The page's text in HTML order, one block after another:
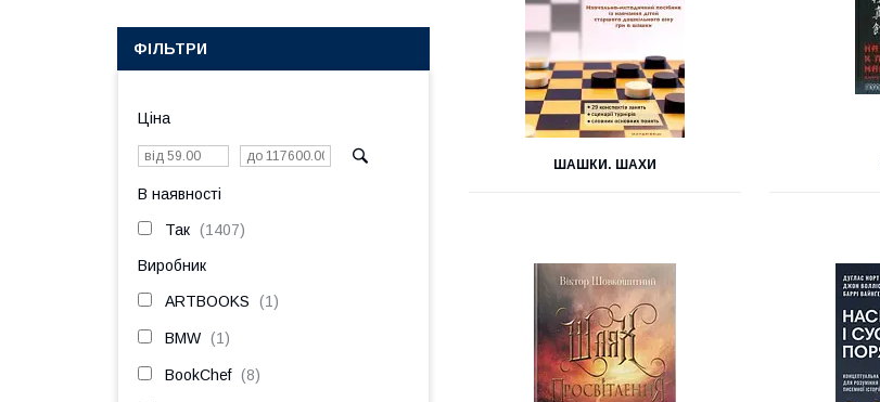
ШАШКИ. ШАХИ
ФІЛЬТРИ
Ціна
В наявності
Так 1407
Виробник
ARTBOOKS 1
BMW 1
BookChef 8